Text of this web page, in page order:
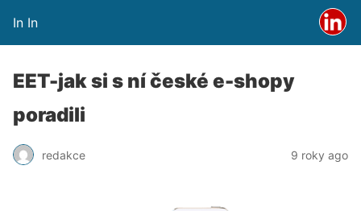
In In
EET-jak si s ní české e-shopy
poradili
redakce 9 roky ago